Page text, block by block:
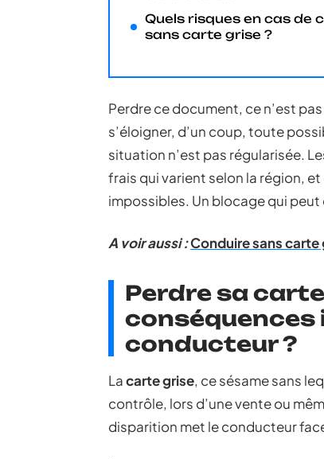
Quels risques en cas de
sans carte grise ?
Perdre ce document, ce n’est
s’éloigner, d’un coup, toute
situation n’est pas régularisée.
frais qui varient selon la région,
impossibles. Un blocage qui
A voir aussi :Conduire sans carte
Perdre sa
conséquences
conducteur ?
Lacarte grise, ce sésame sans
contrôle, lors d’une vente ou
disparition met le conducteur